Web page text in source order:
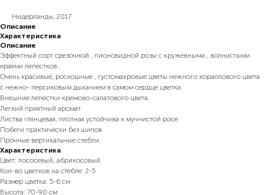
Нидерланды, 2017
Описание
Характеристика
Описание
Эффектный сорт срезочной , пионовидной розы с кружевными , волнистыми
краями лепестков .
Очень красивые, роскошные , густомахровые цветы нежного кораллового цвета
с нежно- персиковым дыханием в самом сердце цветка
Внешние лепестки кремово-салатового цвета.
Легкий приятный аромат
Листва глянцевая, плотная устойчива к мучнистой росе
Побеги практически без шипов
Прочные вертикальные стебли.
Характеристика
Цвет: лососевый, абрикосовый
Кол-во цветков на стебле: 2-5
Размер цветка: 5-6 см
Высота: 70-90 см